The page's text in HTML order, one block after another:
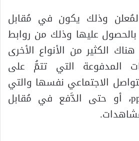
وذلك يكون في مُقابل
بالحصول عليها وذلك من روابط
الكثير من الأنواع الأخرى
المدفوعة التي تتمُّ على
الاجتماعي نفسها والتي
تكون معروفة بـppv، أو حتى الدَّفع في مُقابل